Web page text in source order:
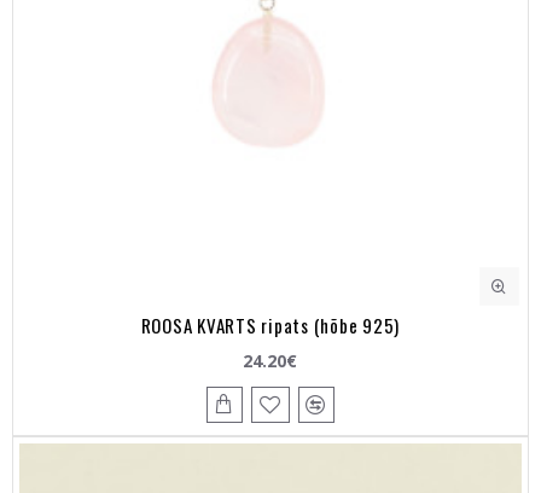
ROOSA KVARTS ripats (hõbe 925)
24.20€